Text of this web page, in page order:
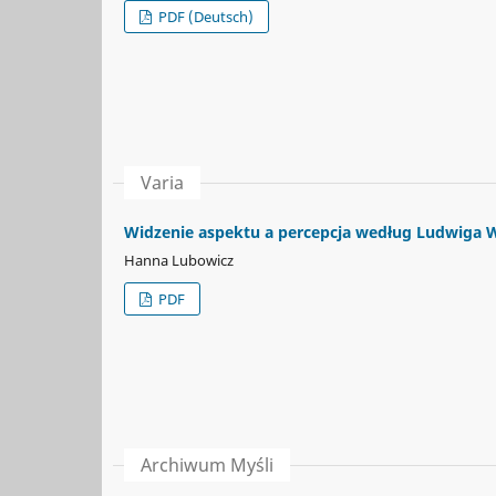
PDF (Deutsch)
Varia
Widzenie aspektu a percepcja według Ludwiga
Hanna Lubowicz
PDF
Archiwum Myśli